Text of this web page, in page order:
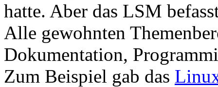
hatte. Aber das LSM
Alle gewohnten
Dokumentation,
Zum Beispiel gab das